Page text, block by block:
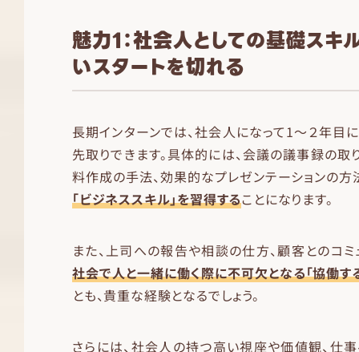
魅力1：社会人としての基礎スキ
いスタートを切れる
長期インターンでは、社会人になって1〜２年目
先取りできます。具体的には、会議の議事録の取
料作成の手法、効果的なプレゼンテーションの方
「ビジネススキル」を習得することになります。
また、上司への報告や相談の仕方、顧客とのコミ
社会で人と一緒に働く際に不可欠となる「協働す
とも、貴重な経験となるでしょう。
さらには、社会人の持つ高い視座や価値観、仕